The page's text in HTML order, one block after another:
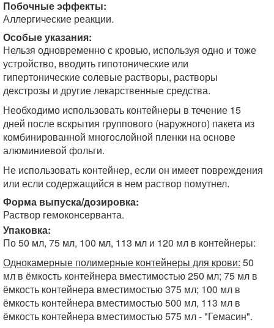
Побочные эффекты:
Аллергические реакции.
Особые указания:
Нельзя одновременно с кровью, используя одно и тоже
устройство, вводить гипотонические или
гипертонические солевые растворы, растворы
декстрозы и другие лекарственные средства.
Необходимо использовать контейнеры в течение 15
дней после вскрытия группового (наружного) пакета из
комбинированной многослойной пленки на основе
алюминиевой фольги.
Не использовать контейнер, если он имеет повреждения
или если содержащийся в нем раствор помутнел.
Форма выпуска/дозировка:
Раствор гемоконсерванта.
Упаковка:
По 50 мл, 75 мл, 100 мл, 113 мл и 120 мл в контейнеры:
Однокамерные полимерные контейнеры для крови: 50
мл в ёмкость контейнера вместимостью 250 мл; 75 мл в
ёмкость контейнера вместимостью 375 мл; 100 мл в
ёмкость контейнера вместимостью 500 мл, 113 мл в
ёмкость контейнера вместимостью 575 мл - "Гемасин".